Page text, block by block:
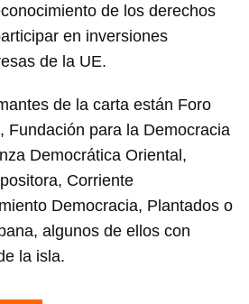
de los derechos
en inversiones
de la UE.
de la carta están Foro
Fundación para la Democracia
Democrática Oriental,
Corriente
Democracia, Plantados o
algunos de ellos con
la isla.